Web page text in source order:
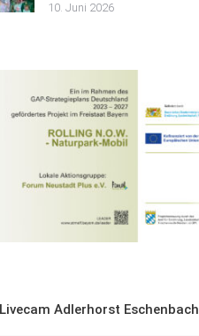
10. Juni 2026
Livecam Adlerhorst Eschenbach